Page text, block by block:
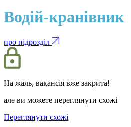
Водій-кранівник
про підрозділ
На жаль, вакансія вже закрита!
але ви можете переглянути схожі
Переглянути схожі